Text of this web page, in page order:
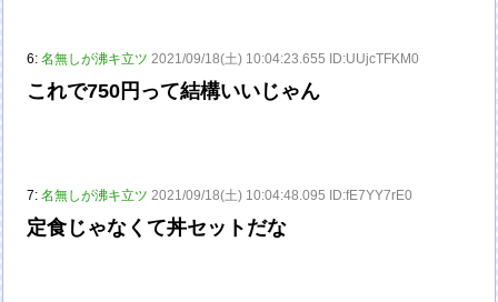
6:名無しが沸キ立ツ 2021/09/18(土) 10:04:23.655 ID:UUjcTFKM0
これで750円って結構いいじゃん
7:名無しが沸キ立ツ 2021/09/18(土) 10:04:48.095 ID:fE7YY7rE0
定食じゃなくて丼セットだな